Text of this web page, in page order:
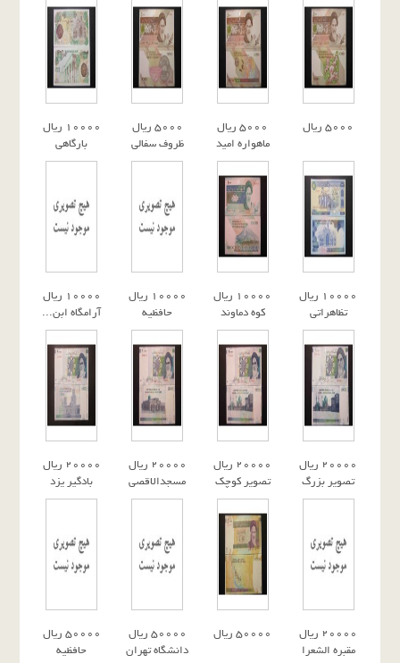
٥٠٠٠ ريال
٥٠٠٠ ريال
ماهواره اميد
٥٠٠٠ ريال
ظروف سفالى
١٠٠٠٠ ريال
بارگاهى
١٠٠٠٠ ريال
تظاهراتى
10000 ریال
کوه دماوند
10000 ريال
حافظيه
١٠٠٠٠ ريال
آرامگاه ابن...
٢٠٠٠٠ ريال
تصوير بزرگ
٢٠٠٠٠ ريال
تصوير كوچك
٢٠٠٠٠ ريال
مسجدالاقصى
٢٠٠٠٠ ريال
بادگیر یزد
٢٠٠٠٠ ريال
مقبره الشعرا
٥٠٠٠٠ ريال
٥٠٠٠٠ ريال
دانشگاه تهران
٥٠٠٠٠ ريال
حافظيه